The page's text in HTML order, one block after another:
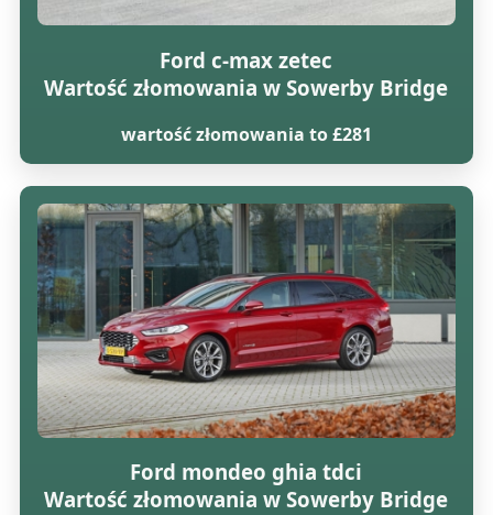
Ford c-max zetec
Wartość złomowania w Sowerby Bridge
wartość złomowania to £281
Ford mondeo ghia tdci
Wartość złomowania w Sowerby Bridge